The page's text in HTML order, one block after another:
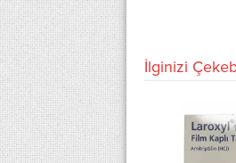
İlginizi